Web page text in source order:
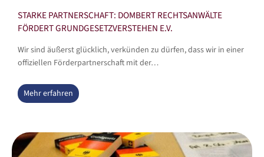
STARKE PARTNERSCHAFT: DOMBERT RECHTSANWÄLTE
FÖRDERT GRUNDGESETZVERSTEHEN E.V.
Wir sind äußerst glücklich, verkünden zu dürfen, dass wir in einer
offiziellen Förderpartnerschaft mit der…
Mehr erfahren